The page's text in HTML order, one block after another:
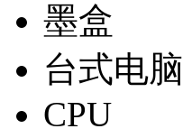
墨盒
台式电脑
CPU